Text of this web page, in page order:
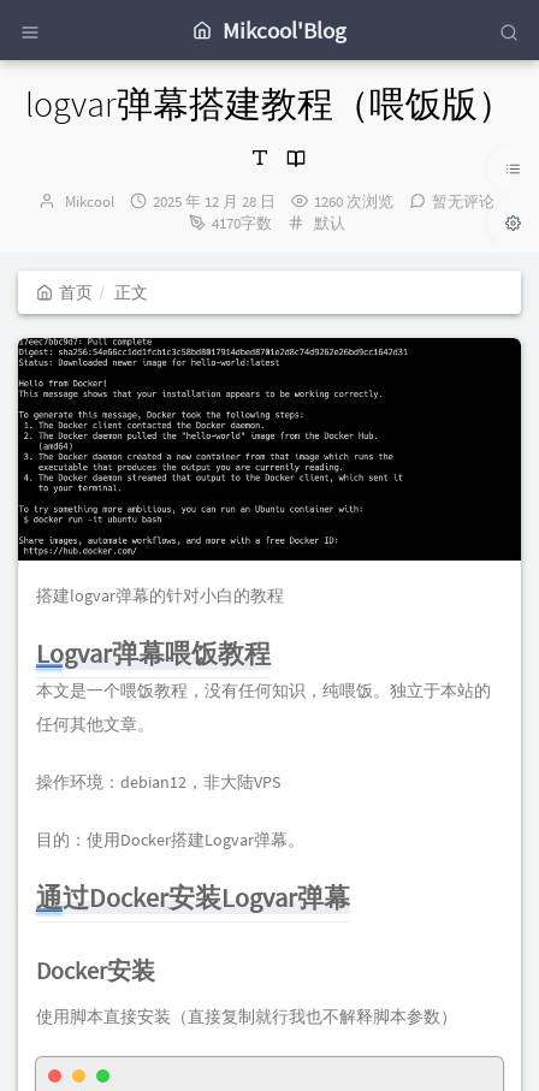
Mikcool'Blog
logvar弹幕搭建教程（喂饭版）
博
Mikcool
发
2025 年 12 月 28 日 1260 次浏览
暂无评论
4170字数
分
默认
首页 正文
搭建logvar弹幕的针对小白的教程
Logvar弹幕喂饭教程
本文是一个喂饭教程，没有任何知识，纯喂饭。独立于本站的
任何其他文章。
操作环境：debian12，非大陆VPS
目的：使用Docker搭建Logvar弹幕。
通过Docker安装Logvar弹幕
Docker安装
使用脚本直接安装（直接复制就行我也不解释脚本参数）